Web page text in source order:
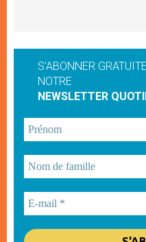
S'ABONNER
NOTRE
NEWSLETTER